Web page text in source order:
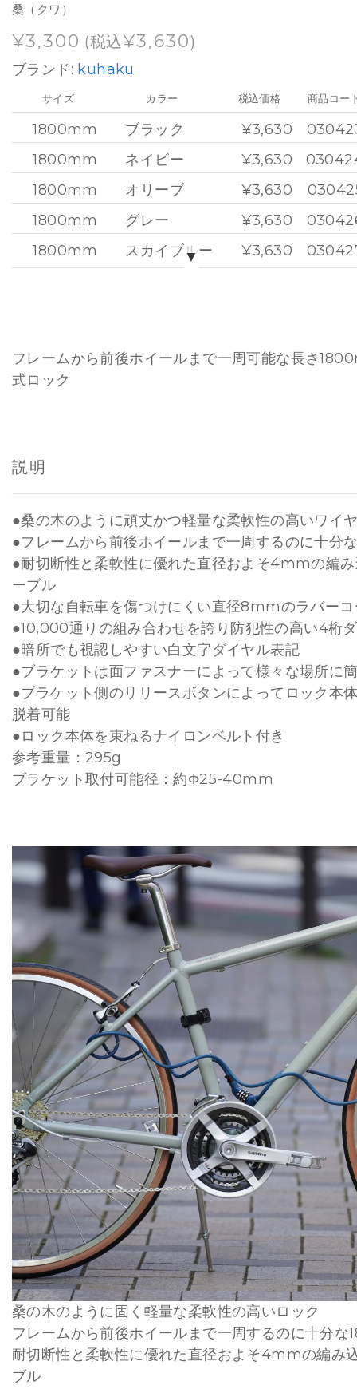
桑（クワ）
¥3,300 (税込¥3,630)
ブランド: kuhaku
▼
サイズ
1800mm
1800mm
1800mm
1800mm
1800mm
カラー
ブラック
ネイビー
オリーブ
グレー
スカイブルー
税込価格
¥3,630
¥3,630
¥3,630
¥3,630
¥3,630
商品コー
フレームから前後ホイールまで一周可能な長さ
式ロック
説明
●桑の木のように頑丈かつ軽量な柔軟性の高いワイ
●フレームから前後ホイールまで一周するのに十分
●耐切断性と柔軟性に優れた直径およそ4mmの編
ーブル
●大切な自転車を傷つけにくい直径8mmのラバー
●10,000通りの組み合わせを誇り防犯性の高い4桁
●暗所でも視認しやすい白文字ダイヤル表記
●ブラケットは面ファスナーによって様々な場所に
●ブラケット側のリリースボタンによってロック本
脱着可能
●ロック本体を束ねるナイロンベルト付き
参考重量：295g
ブラケット取付可能径：約Φ25-40mm
桑の木のように固く軽量な柔軟性の高いロック
フレームから前後ホイールまで一周するのに十分
耐切断性と柔軟性に優れた直径およそ4mmの編み
ブル